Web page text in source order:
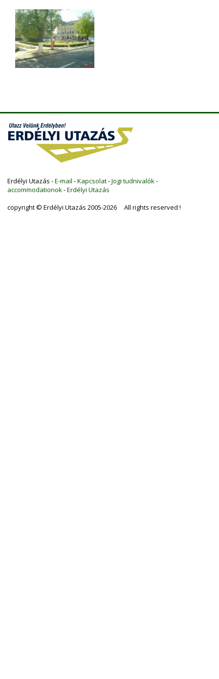
Erdélyi Utazás -E-mail -Kapcsolat-Jogi tudnivalók -
accommodationok -Erdélyi Utazás
copyright © Erdélyi Utazás 2005-2026 All rights reserved !